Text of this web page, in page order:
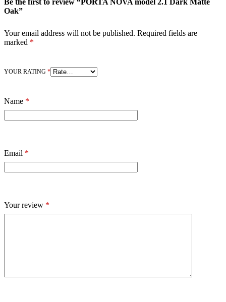
Be the first to review “PORTA NOVA model 2.1 Dark Matte
Oak”
Your email address will not be published. Required fields are
marked *
YOUR RATING *
Name *
Email *
Your review *